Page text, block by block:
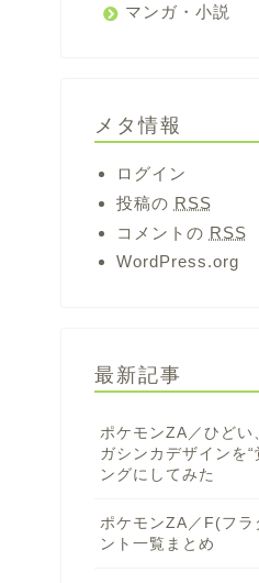
マンガ・小説
メタ情報
ログイン
投稿の RSS
コメントの RSS
WordPress.org
最新記事
ポケモンZA／ひどい
ガシンカデザインを
ングにしてみた
ポケモンZA／F(フ
ント一覧まとめ